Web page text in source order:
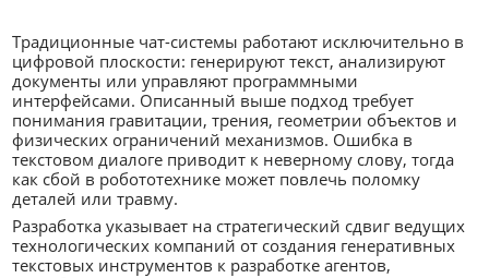
Традиционные чат-системы работают исключительно в
цифровой плоскости: генерируют текст, анализируют
документы или управляют программными
интерфейсами. Описанный выше подход требует
понимания гравитации, трения, геометрии объектов и
физических ограничений механизмов. Ошибка в
текстовом диалоге приводит к неверному слову, тогда
как сбой в робототехнике может повлечь поломку
деталей или травму.
Разработка указывает на стратегический сдвиг ведущих
технологических компаний от создания генеративных
текстовых инструментов к разработке агентов,